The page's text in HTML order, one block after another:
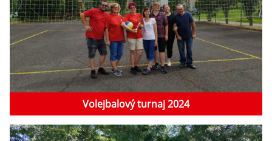
Volejbalový turnaj 2024